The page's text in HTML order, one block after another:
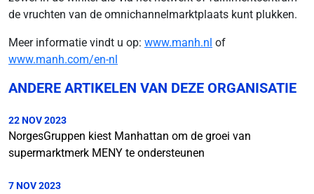
de vruchten van de omnichannelmarktplaats kunt plukken.
Meer informatie vindt u op: www.manh.nl of
www.manh.com/en-nl
ANDERE ARTIKELEN VAN DEZE ORGANISATIE
22 NOV 2023
NorgesGruppen kiest Manhattan om de groei van
supermarktmerk MENY te ondersteunen
7 NOV 2023